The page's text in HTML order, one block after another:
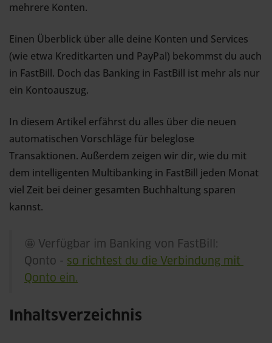
mehrere Konten.
Einen Überblick über alle deine Konten und Services
(wie etwa Kreditkarten und PayPal) bekommst du auch
in FastBill. Doch das Banking in FastBill ist mehr als nur
ein Kontoauszug.
In diesem Artikel erfährst du alles über die neuen
automatischen Vorschläge für beleglose
Transaktionen. Außerdem zeigen wir dir, wie du mit
dem intelligenten Multibanking in FastBill jeden Monat
viel Zeit bei deiner gesamten Buchhaltung sparen
kannst.
🤩 Verfügbar im Banking von FastBill:
Qonto - so richtest du die Verbindung mit
Qonto ein.
Inhaltsverzeichnis